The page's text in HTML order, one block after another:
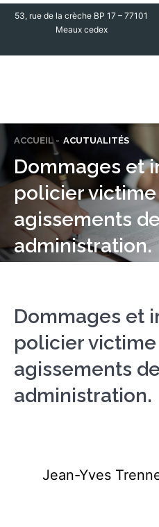
53, rue de la crèche BP 17 – 77101
Meaux cedex
ACCUEIL - ACUTUALITÉS
Dommages et
policier
agissements
administration.
Dommages et
policier victime
agissements
administration.
Jean-Yves